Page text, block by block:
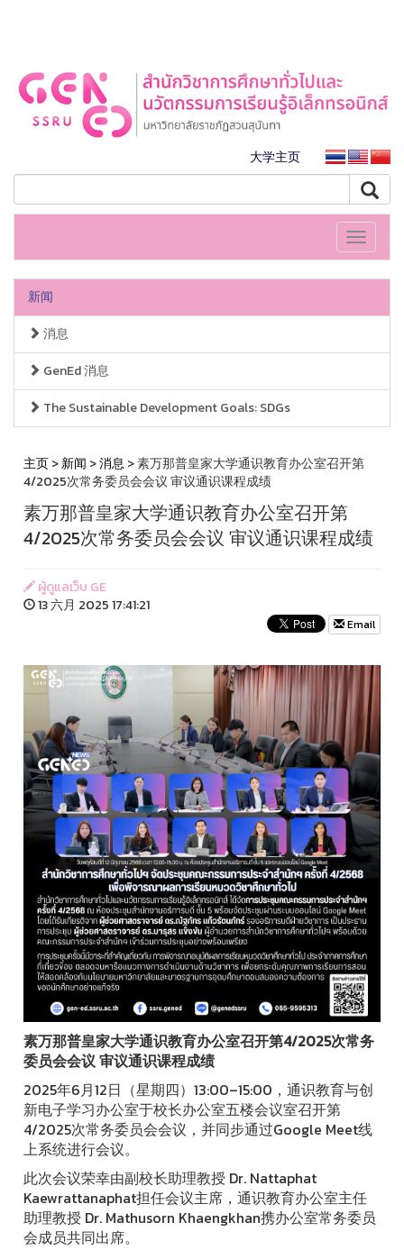
大学主页
Toggle
新闻
消息
GenEd 消息
The Sustainable Development Goals: SDGs
主页>新闻 >消息> 素万那普皇家大学通识教育办公室召开第
4/2025次常务委员会会议 审议通识课程成绩
素万那普皇家大学通识教育办公室召开第
4/2025次常务委员会会议 审议通识课程成绩
ผู้ดูแลเว็บ GE
13 六月 2025 17:41:21
Email
素万那普皇家大学通识教育办公室召开第4/2025次常务
委员会会议 审议通识课程成绩
2025年6月12日（星期四）13:00–15:00，通识教育与创
新电子学习办公室于校长办公室五楼会议室召开第
4/2025次常务委员会会议，并同步通过Google Meet线
上系统进行会议。
此次会议荣幸由副校长助理教授 Dr. Nattaphat
Kaewrattanaphat担任会议主席，通识教育办公室主任
助理教授 Dr. Mathusorn Khaengkhan携办公室常务委员
会成员共同出席。